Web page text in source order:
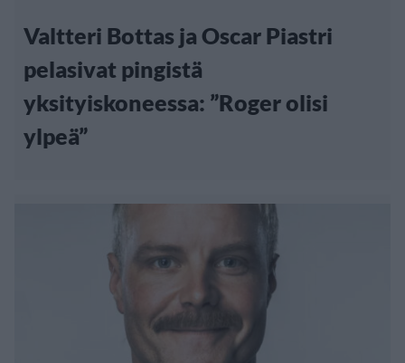
Valtteri Bottas ja Oscar Piastri
pelasivat pingistä
yksityiskoneessa: ”Roger olisi
ylpeä”